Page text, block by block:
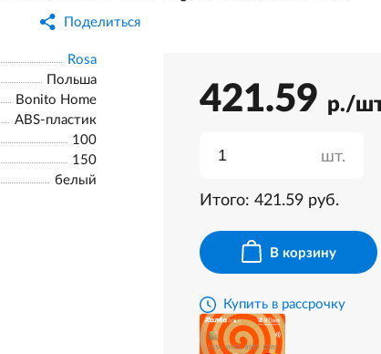
Поделиться
Rosa
Польша
Bonito Home
ABS-пластик
100
150
белый
421.59 р./
шт.
Итого: 421.59 руб.
В корзину
Купить в рассрочку